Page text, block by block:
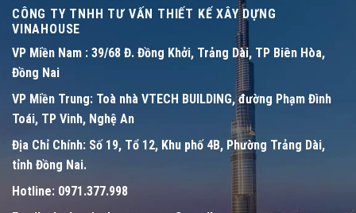
CÔNG TY TNHH TƯ VẤN THIẾT KẾ XÂY DỰNG
VINAHOUSE
VP Miền Nam : 39/68 Đ. Đồng Khởi, Trảng Dài, TP Biên Hòa,
Đồng Nai
VP Miền Trung: Toà nhà VTECH BUILDING, đường Phạm Đình
Toái, TP Vinh, Nghệ An
Địa Chỉ Chính: Số 19, Tổ 12, Khu phố 4B, Phường Trảng Dài,
tỉnh Đồng Nai.
Hotline: 0971.377.998